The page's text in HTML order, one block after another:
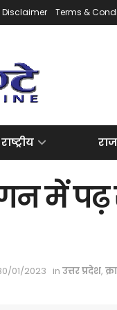
Disclaimer Terms &
राष्ट्रीय
में पढ़
01/2023 in उत्तर प्रदेश,